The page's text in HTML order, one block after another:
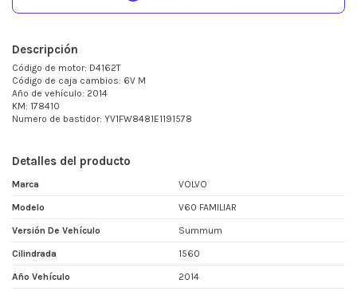
Descripción
Código de motor: D4162T
Código de caja cambios: 6V M
Año de vehículo: 2014
KM: 178410
Numero de bastidor: YV1FW8481E1191578
Detalles del producto
Marca VOLVO
Modelo V60 FAMILIAR
Versión De Vehículo Summum
Cilindrada 1560
Año Vehículo 2014